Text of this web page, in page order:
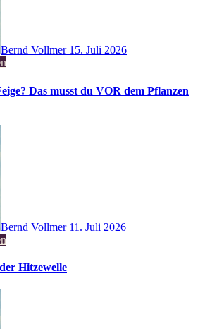
Bernd Vollmer 15. Juli 2026
Das musst du VOR dem Pflanzen
Bernd Vollmer 11. Juli 2026
Hitzewelle